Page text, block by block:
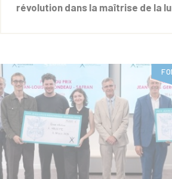
révolution dans la maîtrise de la